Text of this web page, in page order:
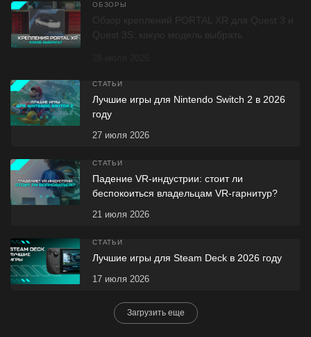
ОБЗОРЫ
Обзор креплений PORTAL XR для Quest 3 и
Quest 3S: какую модель выбрать
СТАТЬИ
27 июля 2026
Лучшие игры для Nintendo Switch 2 в 2026
году
СТАТЬИ
21 июля 2026
Падение VR-индустрии: стоит ли
беспокоиться владельцам VR-гарнитур?
СТАТЬИ
17 июля 2026
Лучшие игры для Steam Deck в 2026 году
Загрузить еще